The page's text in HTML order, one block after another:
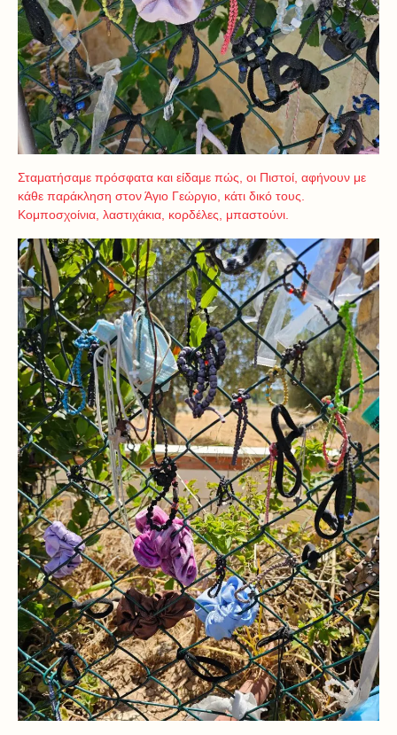
Σταματήσαμε πρόσφατα και είδαμε πώς, οι Πιστοί, αφήνουν με
κάθε παράκληση στον Άγιο Γεώργιο, κάτι δικό τους.
Κομποσχοίνια, λαστιχάκια, κορδέλες, μπαστούνι.